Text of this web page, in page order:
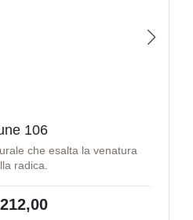
106
che esalta la venatura
radica.